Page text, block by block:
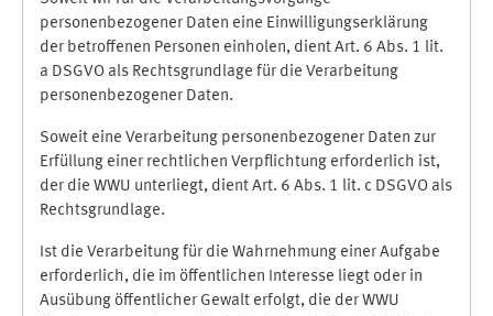
personenbezogener Daten eine Einwilligungserklärung
der betroffenen Personen einholen, dient Art. 6 Abs. 1 lit.
a DSGVO als Rechtsgrundlage für die Verarbeitung
personenbezogener Daten.
Soweit eine Verarbeitung personenbezogener Daten zur
Erfüllung einer rechtlichen Verpflichtung erforderlich ist,
der die WWU unterliegt, dient Art. 6 Abs. 1 lit. c DSGVO als
Rechtsgrundlage.
Ist die Verarbeitung für die Wahrnehmung einer Aufgabe
erforderlich, die im öffentlichen Interesse liegt oder in
Ausübung öffentlicher Gewalt erfolgt, die der WWU